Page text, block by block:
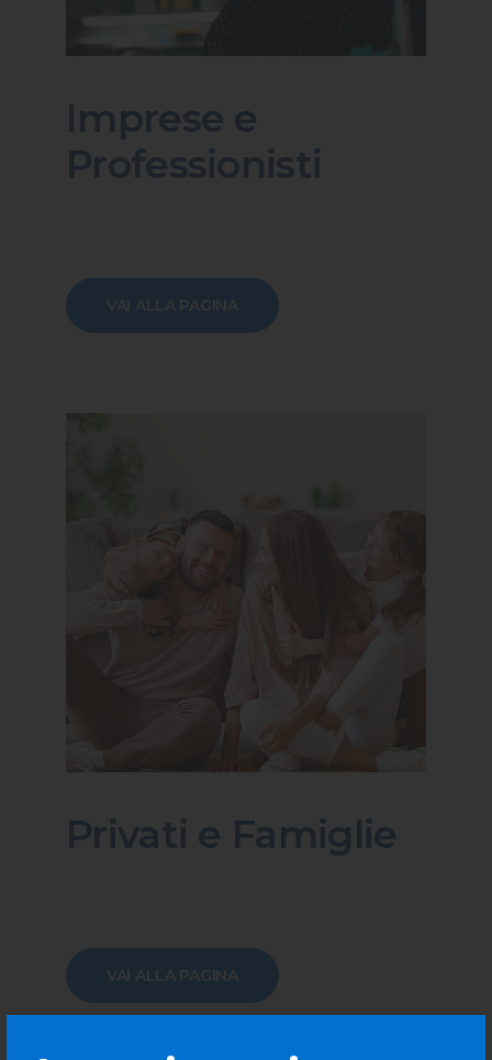
Privati e Famiglie
VAI ALLA PAGINA
Imprese e
Professionisti
VAI ALLA PAGINA